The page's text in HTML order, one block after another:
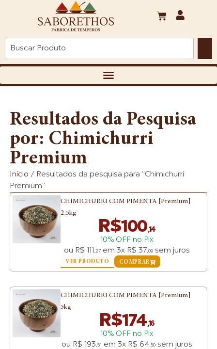
Resultados da Pesquisa
por: Chimichurri
Premium
Início / Resultados da pesquisa para “Chimichurri
Premium”
CHIMICHURRI COM PIMENTA [Premium]
2,5kg
R$100,14
10% OFF no Pix
ou R$ 111 ,27em 3x R$ 37,09sem juros
VER PRODUTO COMPRAR
CHIMICHURRI COM PIMENTA [Premium]
5kg
R$174,16
10% OFF no Pix
ou R$ 193 ,51 em 3x R$ 64,50sem juros